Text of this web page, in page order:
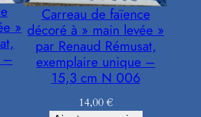
»
–
Carreau de faïence
décoré à » main levée »
par Renaud Rémusat,
exemplaire unique –
15,3 cm N 006
14,00€